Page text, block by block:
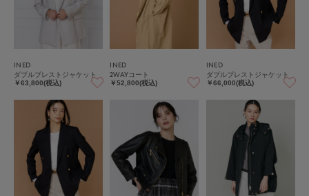
INED
ダブルブレストジャケット
￥63,800(税込)
INED
2WAYコート
￥52,800(税込)
INED
ダブルブレストジャケット
￥66,000(税込)